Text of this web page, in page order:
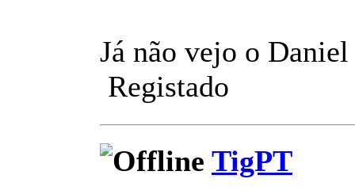
Já não vejo o
Registado
TigPT